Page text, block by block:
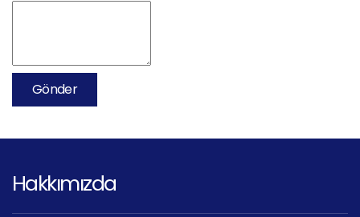
Gönder
Hakkımızda